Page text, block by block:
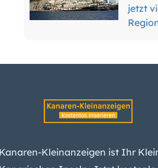
Wind
weiter
Kleinanzeigen ist Ihr